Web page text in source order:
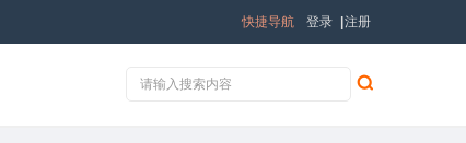
登录 注册
快捷导航